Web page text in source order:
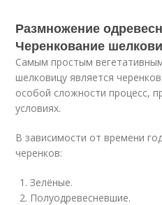
Размножение
Черенкование
Самым простым
шелковицу является
особой сложности процесс,
условиях.
В зависимости от времени
черенков:
Зелёные.
Полуодревесневшие.